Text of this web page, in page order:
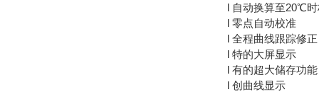
l 自动换算至20℃
l 零点自动校准
l 全程曲线跟踪修正
l 特的大屏显示
l 有的超大储存功能
l 创曲线显示